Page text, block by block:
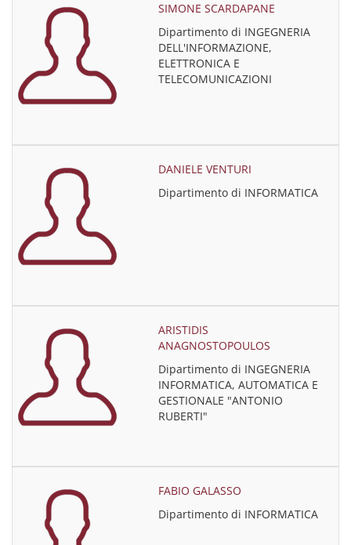
SIMONE SCARDAPANE
Dipartimento di INGEGNERIA
DELL'INFORMAZIONE,
ELETTRONICA E
TELECOMUNICAZIONI
DANIELE VENTURI
Dipartimento di INFORMATICA
ARISTIDIS
ANAGNOSTOPOULOS
Dipartimento di INGEGNERIA
INFORMATICA, AUTOMATICA E
GESTIONALE "ANTONIO
RUBERTI"
FABIO GALASSO
Dipartimento di INFORMATICA